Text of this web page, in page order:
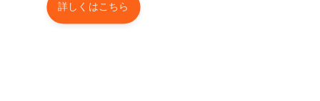
詳しくはこちら